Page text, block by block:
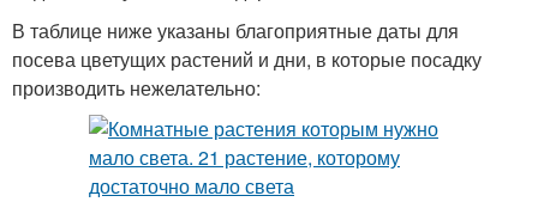
В таблице ниже указаны благоприятные даты для
посева цветущих растений и дни, в которые посадку
производить нежелательно: